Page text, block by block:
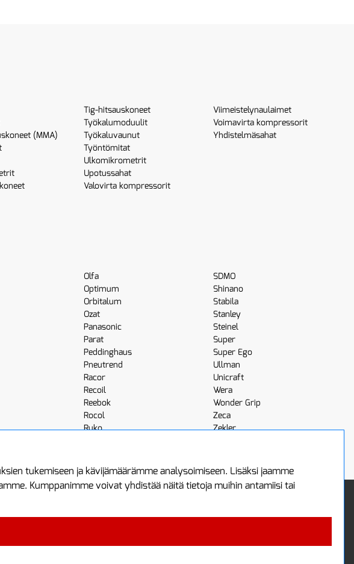
(MMA)
Tig-hitsauskoneet
Työkalumoduulit
Työkaluvaunut
Työntömitat
Ulkomikrometrit
Upotussahat
Valovirta kompressorit
Viimeistelynaulaimet
Voimavirta kompressorit
Yhdistelmäsahat
Olfa
Optimum
Orbitalum
Ozat
Panasonic
Parat
Peddinghaus
Pneutrend
Racor
Recoil
Reebok
Rocol
Ruko
SDMO
Shinano
Stabila
Stanley
Steinel
Super
Super Ego
Ullman
Unicraft
Wera
Wonder Grip
Zeca
Zekler
Protools Oy
Tuottajankatu 13
Uutiskirje
Tilaa maksuton uutiskirjeemme
tukemiseen ja kävijämäärämme analysoimiseen. Lisäksi jaamme
Kumppanimme voivat yhdistää näitä tietoja muihin antamiisi tai